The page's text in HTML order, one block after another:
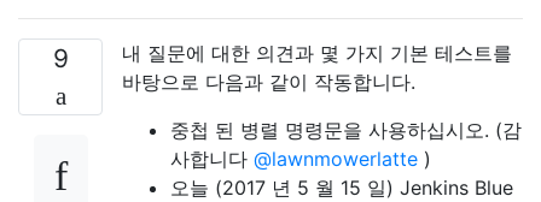
9
내 질문에 대한 의견과 몇 가지 기본 테스트를
바탕으로 다음과 같이 작동합니다.
중첩 된 병렬 명령문을 사용하십시오. (감
사합니다 @lawnmowerlatte )
오늘 (2017 년 5 월 15 일) Jenkins Blue